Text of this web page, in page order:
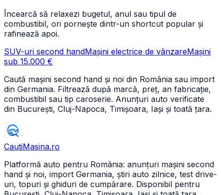
Încearcă să relaxezi bugetul, anul sau tipul de
combustibil, ori pornește dintr-un shortcut popular și
rafinează apoi.
SUV-uri second handMașini electrice de vânzareMașini
sub 15.000 €
Caută mașini second hand și noi din România sau import
din Germania. Filtrează după marcă, preț, an fabricație,
combustibil sau tip caroserie. Anunțuri auto verificate
din București, Cluj-Napoca, Timișoara, Iași și toată țara.
CautiMasina.ro
Platformă auto pentru România: anunțuri mașini second
hand și noi, import Germania, știri auto zilnice, test drive-
uri, topuri și ghiduri de cumpărare. Disponibil pentru